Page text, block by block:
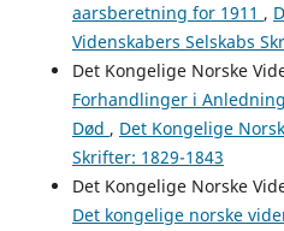
aarsberetning for 1911 ,
Videnskabers Selskabs
Det Kongelige Norske
Forhandlinger i
Død , Det Kongelige
Skrifter: 1829-1843
Det Kongelige Norske
Det kongelige norske